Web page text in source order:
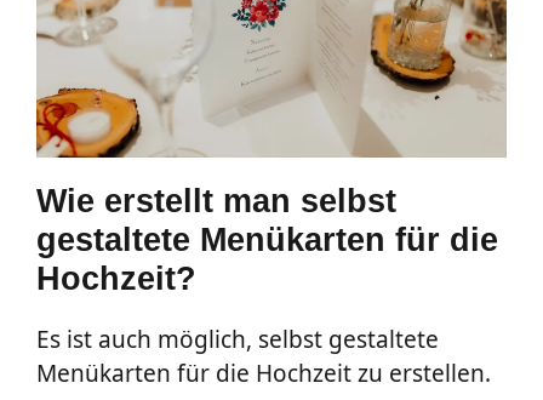
Wie erstellt man selbst
gestaltete Menükarten für die
Hochzeit?
Es ist auch möglich, selbst gestaltete
Menükarten für die Hochzeit zu erstellen.